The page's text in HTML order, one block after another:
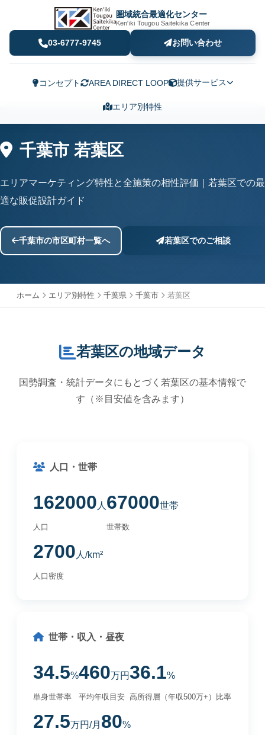
圏域統合最適化センター
Ken'iki Tougou Saitekika Center
03-6777-9745 お問い合わせ
コンセプト AREA DIRECT LOOP 提供サービス
エリア別特性
千葉市 若葉区
エリアマーケティング特性と全施策の相性評価｜若葉区での最
適な販促設計ガイド
千葉市の市区町村一覧へ 若葉区でのご相談
ホーム エリア別特性 千葉県 千葉市 若葉区
若葉区の地域データ
国勢調査・統計データにもとづく若葉区の基本情報で
す（※目安値を含みます）
人口・世帯
162000 人
人口
67000世帯
世帯数
2700 人/km²
人口密度
世帯・収入・昼夜
34.5%
単身世帯率
460万円
平均年収目安
36.1%
高所得層（年収500万+）比率
27.5万円/月 80%